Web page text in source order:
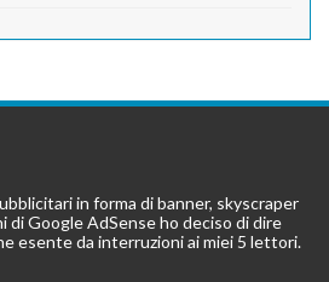
in forma di banner, skyscraper
di Google AdSense ho deciso di dire
esente da interruzioni ai miei 5 lettori.